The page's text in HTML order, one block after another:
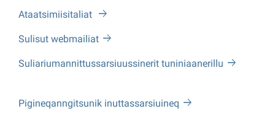
Ataatsimiisitaliat
Sulisut webmailiat
Suliariumannittussarsiuussinerit tuniniaanerillu
Pigineqanngitsunik inuttassarsiuineq